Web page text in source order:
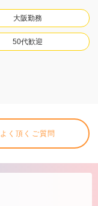
大阪勤務
50代歓迎
よく頂くご質問